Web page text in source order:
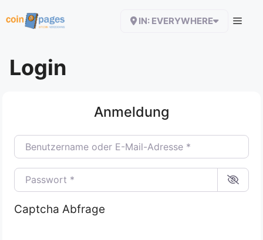
Inhalt
IN: EVERYWHERE
Login
Anmeldung
Benutzername oder E-Mail-Adresse
Passwort
Captcha Abfrage